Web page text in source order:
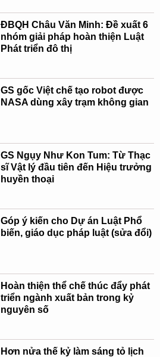
ĐBQH Châu Văn Minh: Đề xuất 6
nhóm giải pháp hoàn thiện Luật
Phát triển đô thị
GS gốc Việt chế tạo robot được
NASA dùng xây trạm không gian
GS Ngụy Như Kon Tum: Từ Thạc
sĩ Vật lý đầu tiên đến Hiệu trưởng
huyền thoại
Góp ý kiến cho Dự án Luật Phổ
biến, giáo dục pháp luật (sửa đổi)
Hoàn thiện thể chế thúc đẩy phát
triển ngành xuất bản trong kỷ
nguyên số
Hơn nửa thế kỷ làm sáng tỏ lịch